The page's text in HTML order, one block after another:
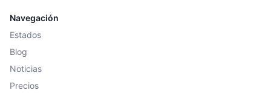
Navegación
Estados
Blog
Noticias
Precios